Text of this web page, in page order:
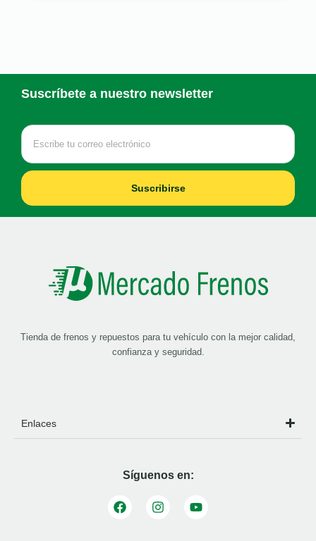
Suscríbete a nuestro newsletter
Suscribirse
Tienda de frenos y repuestos para tu vehículo con la mejor calidad,
confianza y seguridad.
Enlaces
Síguenos en: